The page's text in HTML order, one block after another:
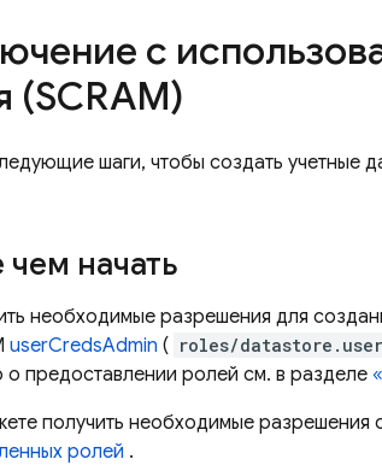
с
(SCRAM)
шаги, чтобы создать учетные
чем начать
необходимые разрешения для
userCredsAdmin ( roles/
о предоставлении ролей см. в разделе
получить необходимые
ролей .